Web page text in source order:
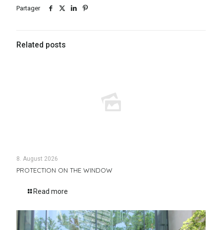
Partager
Related posts
8. August 2026
PROTECTION ON THE WINDOW
Read more